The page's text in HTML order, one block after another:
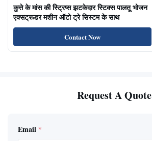
कुत्ते के मांस की स्ट्रिप्स झटकेदार स्टिक्स पालतू भोजन
एक्सट्रूडर मशीन ऑटो ट्रे सिस्टम के साथ
Contact Now
Request A Quote
Email *